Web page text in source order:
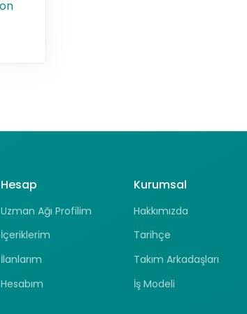
Hesap
Uzman Ağı Profilim
İçeriklerim
İlanlarım
Hesabım
Kurumsal
Hakkımızda
Tarihçe
Takım Arkadaşları
İş Modeli